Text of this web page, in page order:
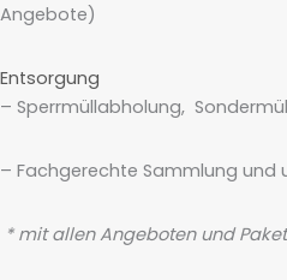
Angebote)
Entsorgung
– Sperrmüllabholung,
– Fachgerechte Sammlung und
* mit allen Angeboten und